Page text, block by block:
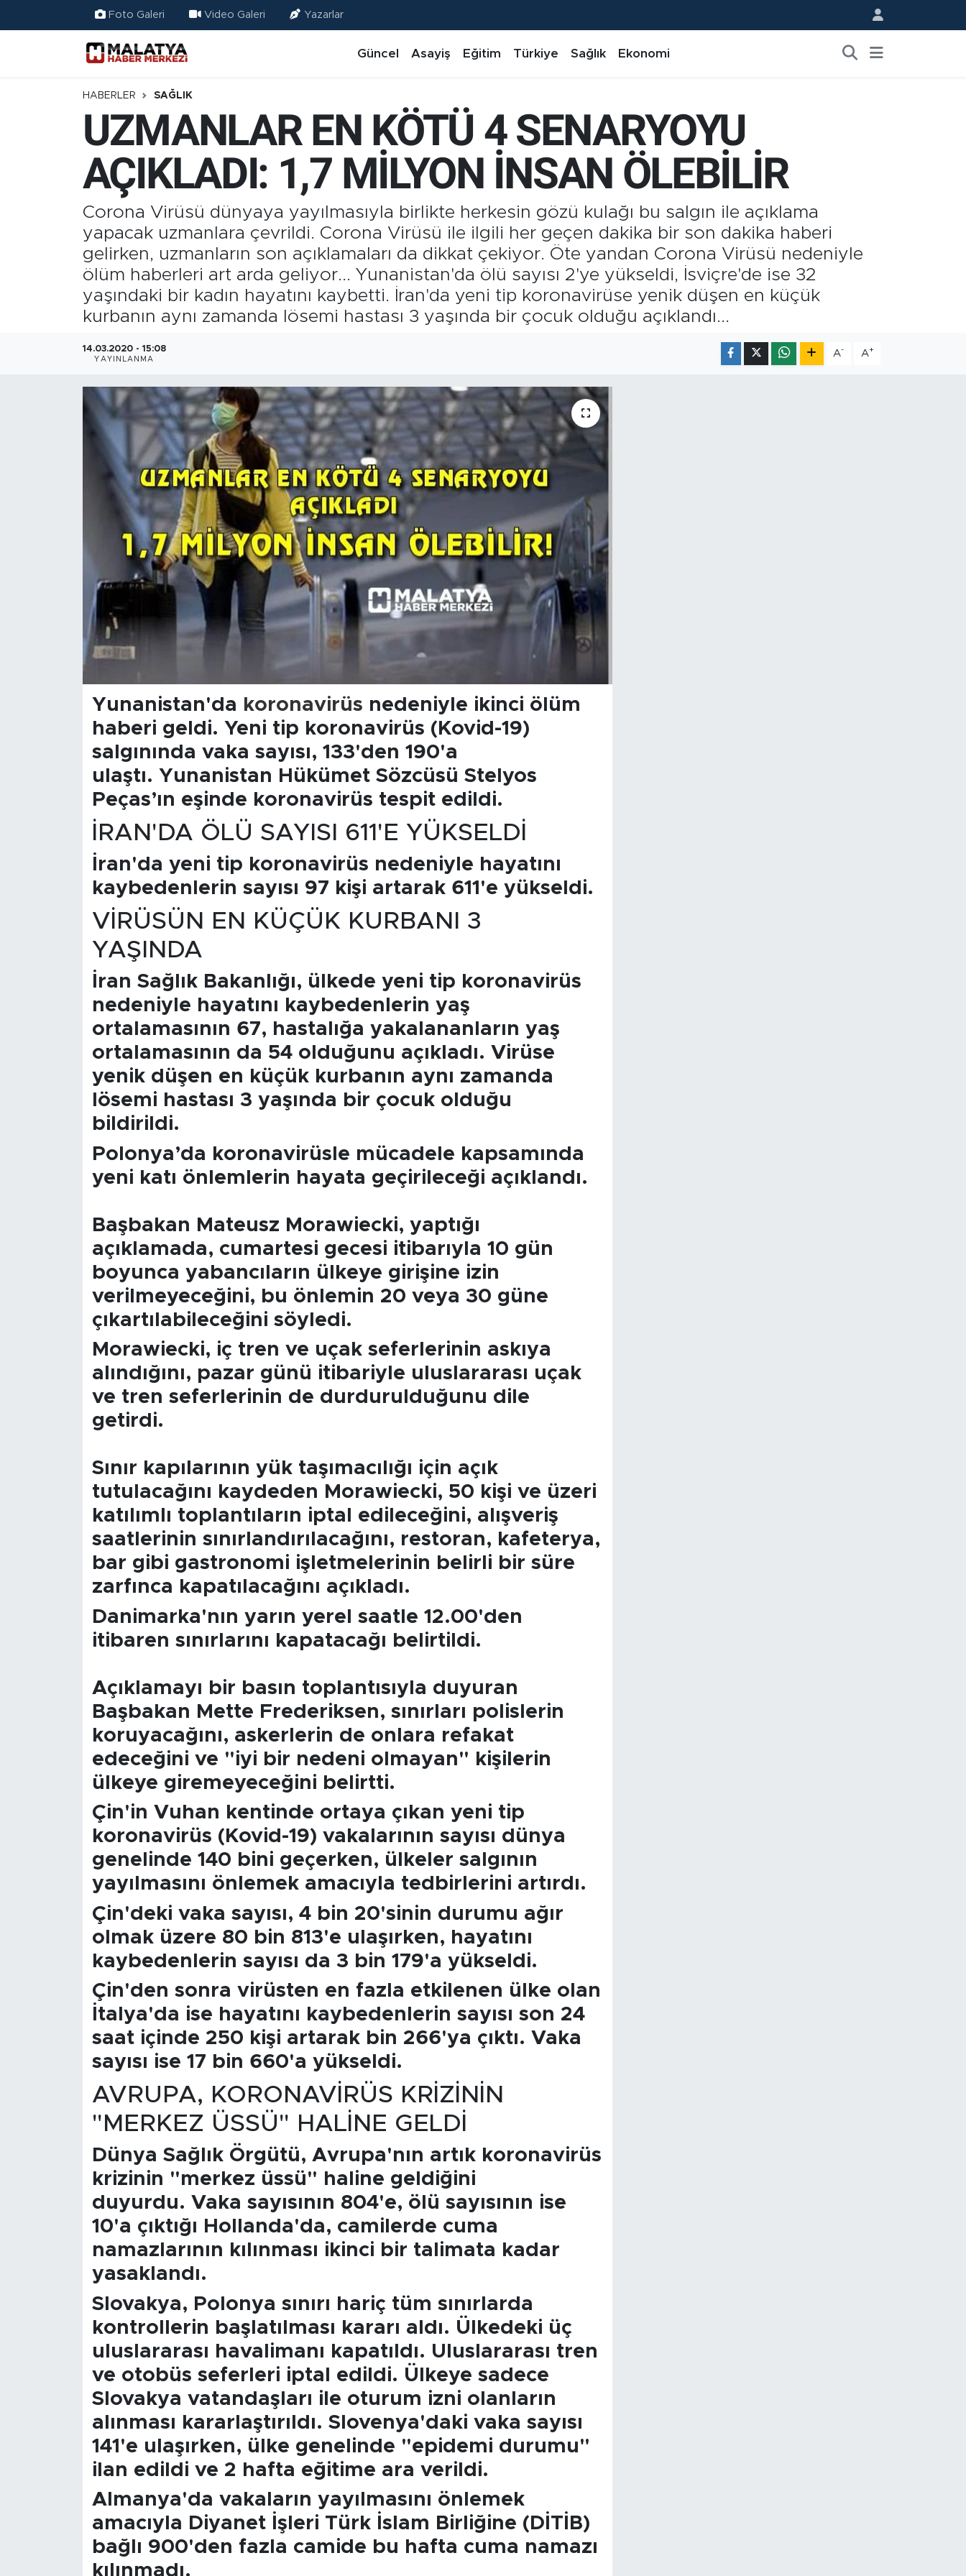
Foto Galeri Video Galeri Yazarlar
Güncel Asayiş Eğitim Türkiye Sağlık Ekonomi
HABERLER SAĞLIK
UZMANLAR EN KÖTÜ 4 SENARYOYU
AÇIKLADI: 1,7 MİLYON İNSAN ÖLEBİLİR
Corona Virüsü dünyaya yayılmasıyla birlikte herkesin gözü kulağı bu salgın ile açıklama
yapacak uzmanlara çevrildi. Corona Virüsü ile ilgili her geçen dakika bir son dakika haberi
gelirken, uzmanların son açıklamaları da dikkat çekiyor. Öte yandan Corona Virüsü nedeniyle
ölüm haberleri art arda geliyor... Yunanistan'da ölü sayısı 2'ye yükseldi, İsviçre'de ise 32
yaşındaki bir kadın hayatını kaybetti. İran'da yeni tip koronavirüse yenik düşen en küçük
kurbanın aynı zamanda lösemi hastası 3 yaşında bir çocuk olduğu açıklandı...
14.03.2020 - 15:08
YAYINLANMA
A- A+
Yunanistan'da koronavirüs nedeniyle ikinci ölüm
haberi geldi. Yeni tip koronavirüs (Kovid-19)
salgınında vaka sayısı, 133'den 190'a
ulaştı. Yunanistan Hükümet Sözcüsü Stelyos
Peças’ın eşinde koronavirüs tespit edildi.
İRAN'DA ÖLÜ SAYISI 611'E YÜKSELDİ
İran'da yeni tip koronavirüs nedeniyle hayatını
kaybedenlerin sayısı 97 kişi artarak 611'e yükseldi.
VİRÜSÜN EN KÜÇÜK KURBANI 3
YAŞINDA
İran Sağlık Bakanlığı, ülkede yeni tip koronavirüs
nedeniyle hayatını kaybedenlerin yaş
ortalamasının 67, hastalığa yakalananların yaş
ortalamasının da 54 olduğunu açıkladı. Virüse
yenik düşen en küçük kurbanın aynı zamanda
lösemi hastası 3 yaşında bir çocuk olduğu
bildirildi.
Polonya’da koronavirüsle mücadele kapsamında
yeni katı önlemlerin hayata geçirileceği açıklandı.
Başbakan Mateusz Morawiecki, yaptığı
açıklamada, cumartesi gecesi itibarıyla 10 gün
boyunca yabancıların ülkeye girişine izin
verilmeyeceğini, bu önlemin 20 veya 30 güne
çıkartılabileceğini söyledi.
Morawiecki, iç tren ve uçak seferlerinin askıya
alındığını, pazar günü itibariyle uluslararası uçak
ve tren seferlerinin de durdurulduğunu dile
getirdi.
Sınır kapılarının yük taşımacılığı için açık
tutulacağını kaydeden Morawiecki, 50 kişi ve üzeri
katılımlı toplantıların iptal edileceğini, alışveriş
saatlerinin sınırlandırılacağını, restoran, kafeterya,
bar gibi gastronomi işletmelerinin belirli bir süre
zarfınca kapatılacağını açıkladı.
Danimarka'nın yarın yerel saatle 12.00'den
itibaren sınırlarını kapatacağı belirtildi.
Açıklamayı bir basın toplantısıyla duyuran
Başbakan Mette Frederiksen, sınırları polislerin
koruyacağını, askerlerin de onlara refakat
edeceğini ve "iyi bir nedeni olmayan" kişilerin
ülkeye giremeyeceğini belirtti.
Çin'in Vuhan kentinde ortaya çıkan yeni tip
koronavirüs (Kovid-19) vakalarının sayısı dünya
genelinde 140 bini geçerken, ülkeler salgının
yayılmasını önlemek amacıyla tedbirlerini artırdı.
Çin'deki vaka sayısı, 4 bin 20'sinin durumu ağır
olmak üzere 80 bin 813'e ulaşırken, hayatını
kaybedenlerin sayısı da 3 bin 179'a yükseldi.
Çin'den sonra virüsten en fazla etkilenen ülke olan
İtalya'da ise hayatını kaybedenlerin sayısı son 24
saat içinde 250 kişi artarak bin 266'ya çıktı. Vaka
sayısı ise 17 bin 660'a yükseldi.
AVRUPA, KORONAVİRÜS KRİZİNİN
"MERKEZ ÜSSÜ" HALİNE GELDİ
Dünya Sağlık Örgütü, Avrupa'nın artık koronavirüs
krizinin "merkez üssü" haline geldiğini
duyurdu. Vaka sayısının 804'e, ölü sayısının ise
10'a çıktığı Hollanda'da, camilerde cuma
namazlarının kılınması ikinci bir talimata kadar
yasaklandı.
Slovakya, Polonya sınırı hariç tüm sınırlarda
kontrollerin başlatılması kararı aldı. Ülkedeki üç
uluslararası havalimanı kapatıldı. Uluslararası tren
ve otobüs seferleri iptal edildi. Ülkeye sadece
Slovakya vatandaşları ile oturum izni olanların
alınması kararlaştırıldı. Slovenya'daki vaka sayısı
141'e ulaşırken, ülke genelinde "epidemi durumu"
ilan edildi ve 2 hafta eğitime ara verildi.
Almanya'da vakaların yayılmasını önlemek
amacıyla Diyanet İşleri Türk İslam Birliğine (DİTİB)
bağlı 900'den fazla camide bu hafta cuma namazı
kılınmadı.
Güncel
Teknoloji
İş İlanları
Doğanyol
Arapgir
Battalgazi
Darende
Hekimhan
Adıyaman